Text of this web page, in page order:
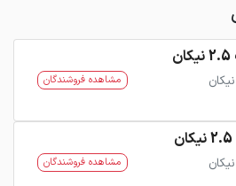
مشاهده فروشندگان
مشاهده فروشندگان